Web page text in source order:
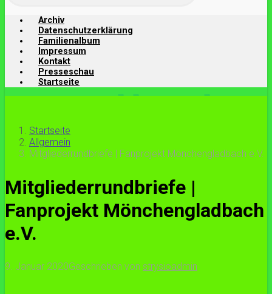
Archiv
Datenschutzerklärung
Familienalbum
Impressum
Kontakt
Presseschau
Startseite
Startseite
Allgemein
Mitgliederrundbriefe | Fanprojekt Mönchengladbach e.V.
Mitgliederrundbriefe |
Fanprojekt Mönchengladbach
e.V.
9. Januar 2020Geschrieben von strysioadmin